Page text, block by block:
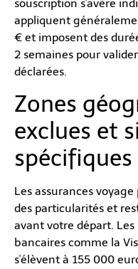
souscription s'avère
appliquent
€ et imposent des
2 semaines pour
déclarées.
Zones
exclues et
spécifiques
Les assurances
des particularités et
avant votre départ.
bancaires comme la
s'élèvent à 155 000